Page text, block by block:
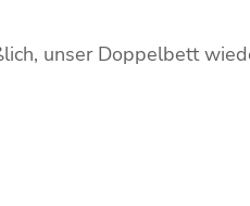
unser Doppelbett